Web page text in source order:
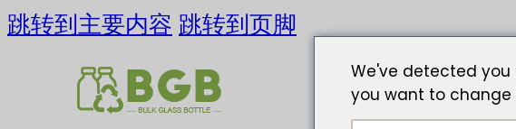
跳转到主要内容 跳转到页脚
We've detected
you want to change